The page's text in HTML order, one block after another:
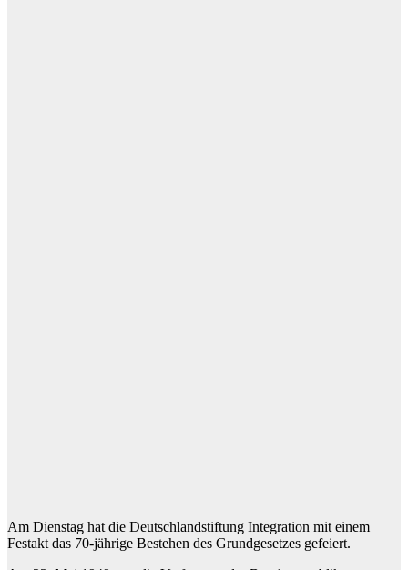
Am Dienstag hat die Deutschlandstiftung Integration mit einem
Festakt das 70-jährige Bestehen des Grundgesetzes gefeiert.